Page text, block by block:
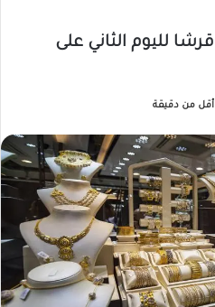
ارتفاع أسعار الذهب 60 قرشا لليوم الثاني على
أقل من دقيقة